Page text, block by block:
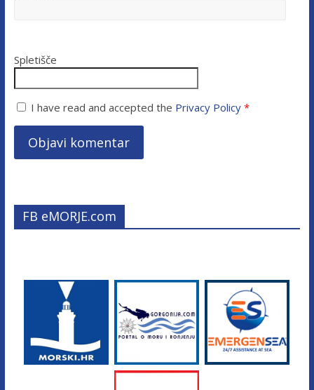
Spletišče
I have read and accepted the Privacy Policy*
FB eMORJE.com